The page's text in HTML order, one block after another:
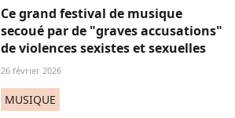
Ce grand festival de musique
secoué par de "graves accusations"
de violences sexistes et sexuelles
26 février 2026
MUSIQUE